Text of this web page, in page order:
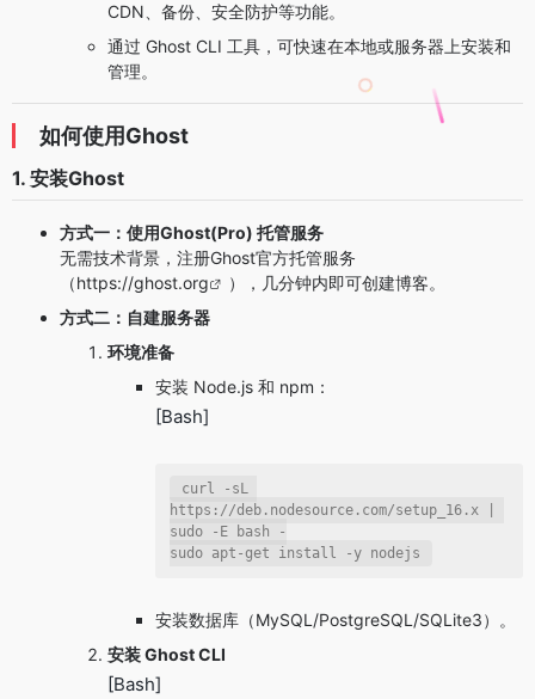
CDN、备份、安全防护等功能。
通过 Ghost CLI 工具，可快速在本地或服务器上安装和
管理。
如何使用Ghost
1. 安装Ghost
方式一：使用Ghost(Pro) 托管服务
无需技术背景，注册Ghost官方托管服务
（https://ghost.org
），几分钟内即可创建博客。
方式二：自建服务器
环境准备
安装 Node.js 和 npm：
[Bash]
curl -sL
https://deb.nodesource.com/setup_16.x |
sudo -E bash -
sudo apt-get install -y nodejs
安装数据库（MySQL/PostgreSQL/SQLite3）。
安装 Ghost CLI
[Bash]